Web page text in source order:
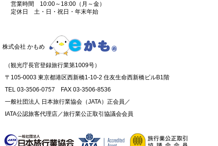
営業時間 10:00～18:00（月～金）
定休日 土・日・祝日・年末年始
株式会社 かもめ
（観光庁長官登録旅行業第1009号）
〒105-0003 東京都港区西新橋1-10-2 住友生命西新橋ビルB1階
TEL 03-3506-0757 FAX 03-3506-8536
一般社団法人 日本旅行業協会（JATA）正会員／
IATA公認旅客代理店／旅行業公正取引協議会会員